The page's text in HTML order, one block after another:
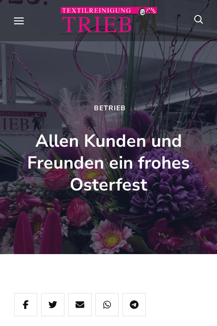
Skip
(Press
Enter)
Trieb
Meisterhafte
Textilpflege seit
über 90 Jahren in
Stuttgart
BETRIEB
Allen Kunden und
Freunden ein frohes
Osterfest